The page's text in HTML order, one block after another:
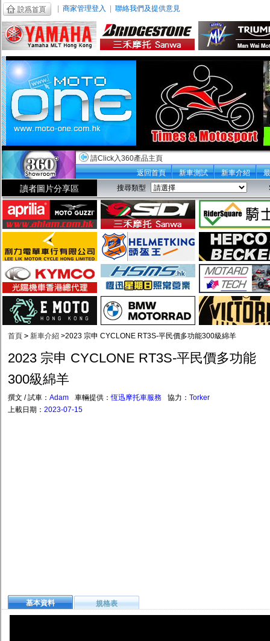
商家管理登入 聯絡我們及提供意見
請Click入360產品主頁
返回首頁
新車測試 新車介紹
讀者圖片分享區 搜尋類型
首頁 > 新車介紹 >2023 宗申 CYCLONE RT3S-平民價多功能300級綿羊
2023 宗申 CYCLONE RT3S-平民價多功能
300級綿羊
撰文 / 試車： Adam 車輛提供：恆迅摩托車服務 協力： Torker
上載日期： 2023-07-15
基本資料 規格表